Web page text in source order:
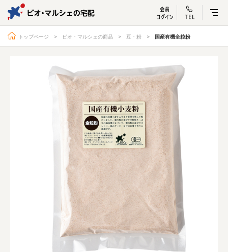
ビオ・マルシェ
宅配サービス紹介 有機野菜の
トップページ ビオ・マルシェの想い
宅配サービスについて 読みもの・NEWS
ビオ・マルシェの商品 ご利用ガイド
よくある質問 オーガニックって何
お届け情報 生産者・製造者
取扱店 ビオママクラブ
お問い合わせ 放射性物質への対応
会社概要 採用情報
業務用卸 SDGsへの取り組み
トップページ ビオ・マルシェの商品 豆・粉 国産有機全粒粉